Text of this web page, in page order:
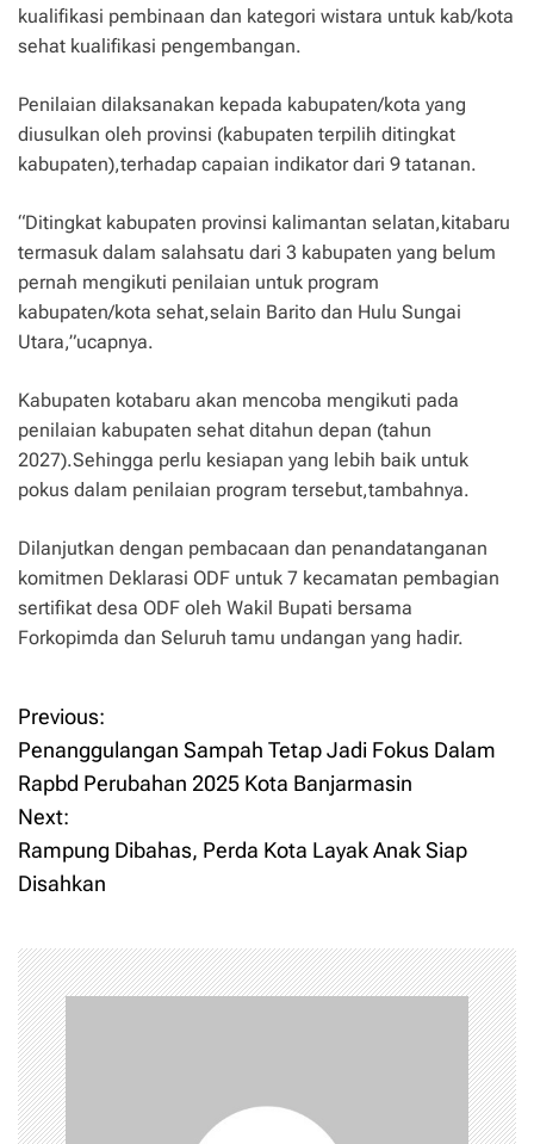
kualifikasi pembinaan dan kategori wistara untuk kab/kota
sehat kualifikasi pengembangan.
Penilaian dilaksanakan kepada kabupaten/kota yang
diusulkan oleh provinsi (kabupaten terpilih ditingkat
kabupaten),terhadap capaian indikator dari 9 tatanan.
“Ditingkat kabupaten provinsi kalimantan selatan,kitabaru
termasuk dalam salahsatu dari 3 kabupaten yang belum
pernah mengikuti penilaian untuk program
kabupaten/kota sehat,selain Barito dan Hulu Sungai
Utara,”ucapnya.
Kabupaten kotabaru akan mencoba mengikuti pada
penilaian kabupaten sehat ditahun depan (tahun
2027).Sehingga perlu kesiapan yang lebih baik untuk
pokus dalam penilaian program tersebut,tambahnya.
Dilanjutkan dengan pembacaan dan penandatanganan
komitmen Deklarasi ODF untuk 7 kecamatan pembagian
sertifikat desa ODF oleh Wakil Bupati bersama
Forkopimda dan Seluruh tamu undangan yang hadir.
P
o
s
t
a
v
i
g
Previous:
Penanggulangan Sampah Tetap Jadi Fokus Dalam
Rapbd Perubahan 2025 Kota Banjarmasin
Next:
Rampung Dibahas, Perda Kota Layak Anak Siap
Disahkan